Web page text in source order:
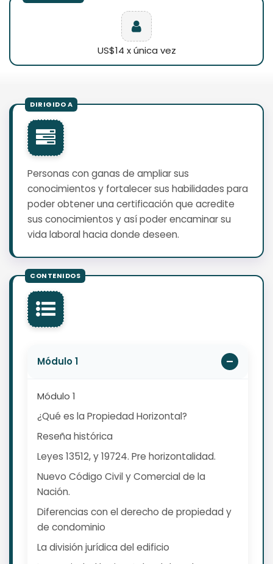
US$14 x única vez
Personas con ganas de ampliar sus
conocimientos y fortalecer sus habilidades para
poder obtener una certificación que acredite
sus conocimientos y así poder encaminar su
vida laboral hacia donde deseen.
Módulo 1
Módulo 1
¿Qué es la Propiedad Horizontal?
Reseña histórica
Leyes 13512, y 19724. Pre horizontalidad.
Nuevo Código Civil y Comercial de la
Nación.
Diferencias con el derecho de propiedad y
de condominio
La división jurídica del edificio